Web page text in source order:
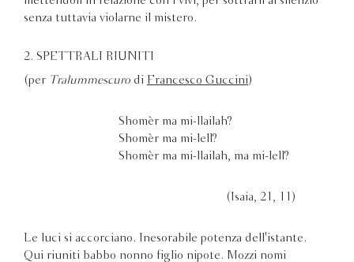
senza tuttavia violarne il mistero.
2. SPETTRALI RIUNITI
(per Tralummescuro di Francesco Guccini )
Shomèr ma mi-llailah?
Shomèr ma mi-lell?
Shomèr ma mi-llailah, ma mi-lell?
(Isaia, 21, 11)
Le luci si accorciano. Inesorabile potenza dell'istante.
Qui riuniti babbo nonno figlio nipote. Mozzi nomi